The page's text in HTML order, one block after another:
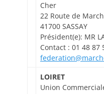
Cher
22 Route de
41700 SASSAY
Président(e): MR
Contact : 01 48 87
LOIRET
Union